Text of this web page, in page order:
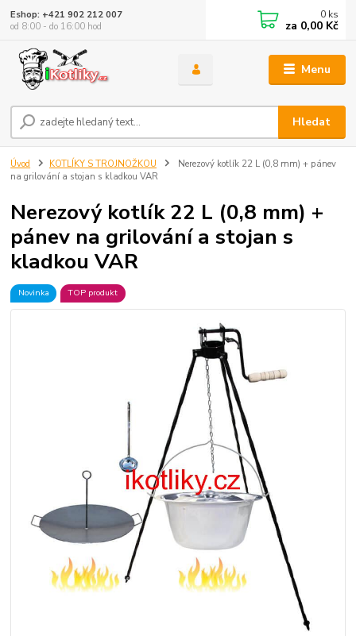
Menu
Hledat
Eshop: +421 902 212 007
od 8:00 - do 16:00 hod
0 ks
za 0,00 Kč
Úvod KOTLÍKY S TROJNOŽKOU
Nerezový kotlík 22 L (0,8 mm) + pánev
na grilování a stojan s kladkou VAR
Nerezový kotlík 22 L (0,8 mm) +
pánev na grilování a stojan s
kladkou VAR
Novinka TOP produkt